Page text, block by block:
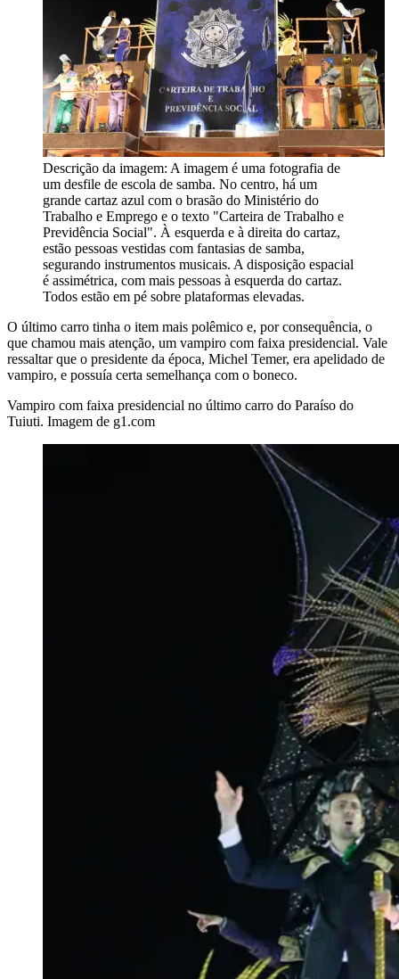
Descrição da imagem: A imagem é uma fotografia de
um desfile de escola de samba. No centro, há um
grande cartaz azul com o brasão do Ministério do
Trabalho e Emprego e o texto "Carteira de Trabalho e
Previdência Social". À esquerda e à direita do cartaz,
estão pessoas vestidas com fantasias de samba,
segurando instrumentos musicais. A disposição espacial
é assimétrica, com mais pessoas à esquerda do cartaz.
Todos estão em pé sobre plataformas elevadas.
O último carro tinha o item mais polêmico e, por consequência, o
que chamou mais atenção, um vampiro com faixa presidencial. Vale
ressaltar que o presidente da época, Michel Temer, era apelidado de
vampiro, e possuía certa semelhança com o boneco.
Vampiro com faixa presidencial no último carro do Paraíso do
Tuiuti. Imagem de g1.com